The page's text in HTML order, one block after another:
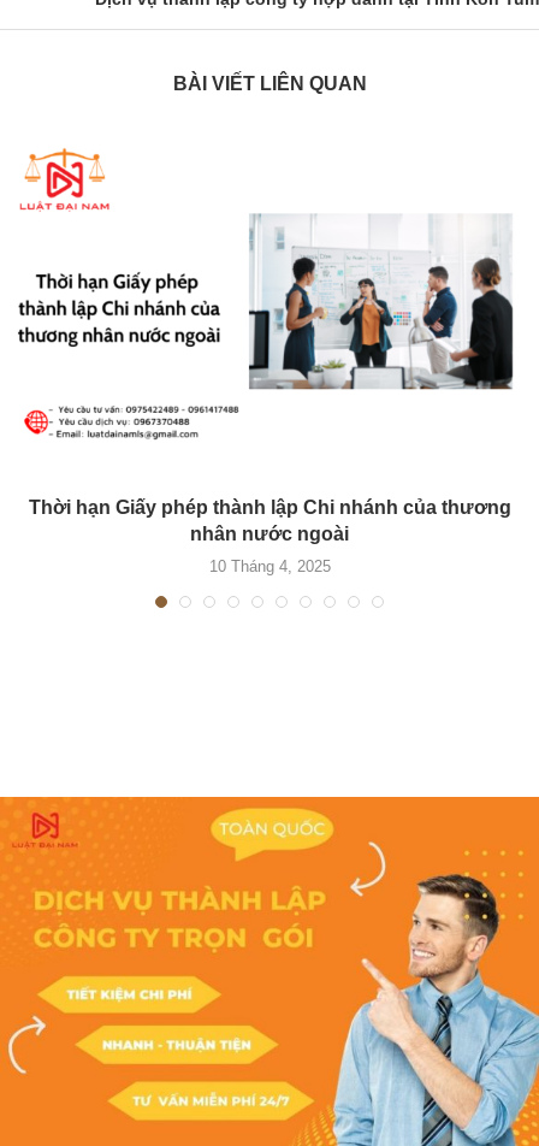
BÀI VIẾT LIÊN QUAN
Thời hạn Giấy phép thành lập Chi nhánh của thương
nhân nước ngoài
10 Tháng 4, 2025